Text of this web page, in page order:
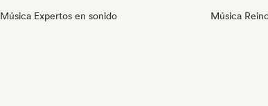
Música Expertos en sonido Música